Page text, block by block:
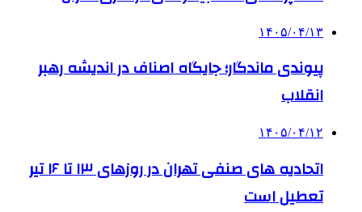
۱۴۰۵/۰۴/۱۳
پیوندی ماندگار؛ جایگاه اصناف در اندیشه رهبر
انقلاب
۱۴۰۵/۰۴/۱۲
اتحادیه های صنفی تهران در روزهای ۱۳ تا ۱۶ تیر
تعطیل است